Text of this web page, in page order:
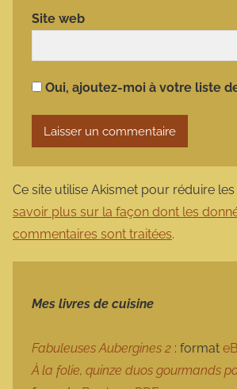
Site web
Oui, ajoutez-moi à votre liste
Ce site utilise Akismet pour réduire les
savoir plus sur la façon dont les
commentaires sont traitées.
Mes livres de cuisine
Fabuleuses Aubergines 2 : format
À la folie, quinze duos gourmands